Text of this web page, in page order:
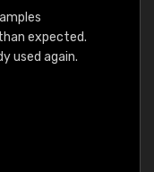
expected.
used again.